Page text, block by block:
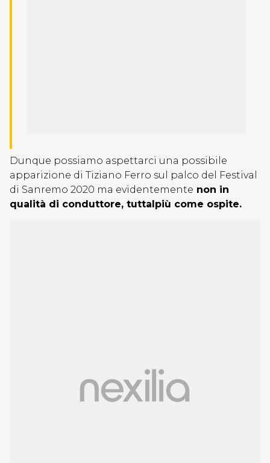
Dunque possiamo aspettarci una possibile
apparizione di Tiziano Ferro sul palco del Festival
di Sanremo 2020 ma evidentemente non in
qualità di conduttore, tuttalpiù come ospite.